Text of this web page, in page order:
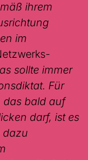
ihrem
im
sollte immer
Für
das bald auf
darf, ist es
dazu